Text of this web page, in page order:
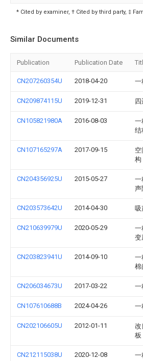
* Cited by examiner, † Cited by third party, ‡
Similar Documents
Publication Publication Date
CN207260354U 2018-04-20 一
CN209874115U 2019-12-31
CN105821980A 2016-08-03
一
结
CN107165297A 2017-09-15
构
CN204356925U 2015-05-27
一
声
CN203573642U 2014-04-30 吸
CN210639979U 2020-05-29
一
变
CN203823941U 2014-09-10
一
棉
CN206034673U 2017-03-22 一
CN107610688B 2024-04-26 一
CN202106605U 2012-01-11
改
板
CN212115038U 2020-12-08 一